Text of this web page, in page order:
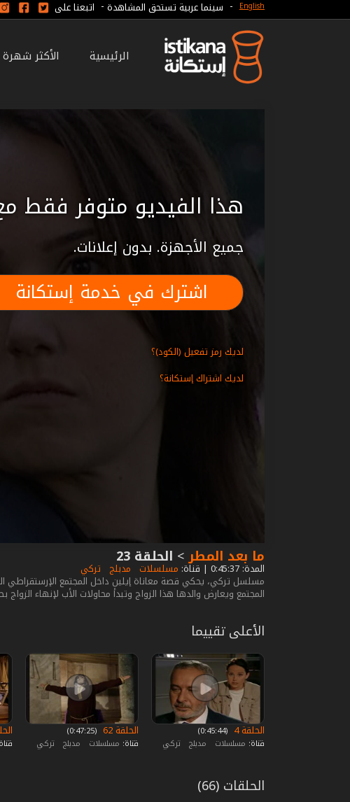
English
- سينما عربية تستحق المشاهدة - اتبعنا على
الرئيسية الأكثر شهرة
هذا الفيديو متوفر فقط
جميع الأجهزة. بدون إعلانات.
اشترك في خدمة إستكانة
لديك رمز تفعيل (الكود)؟
لديك اشتراك إستكانة؟
ما بعد المطر> الحلقة 23
المدة: 0:45:37 | قناة: مسلسلات مدبلج تركي
مسلسل تركي، يحكي قصة معاناة إيلين داخل المجتمع الإرستقراطي
المجتمع ويعارض والدها هذا الزواج وتبدأ محاولات الأب لإنهاء الزواج
الأعلى تقييما
الحلقة 4
‏ (0:45:44)
قناة: مسلسلات مدبلج تركي
الحلقة 62
‏ (0:47:25)
قناة: مسلسلات مدبلج تركي
الحلقات (66)